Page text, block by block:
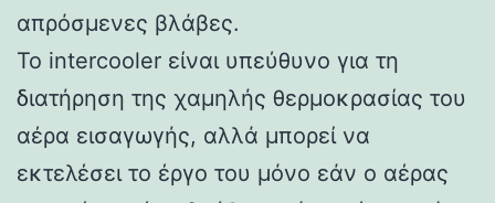
απρόσμενες βλάβες.
Το intercooler είναι υπεύθυνο για τη
διατήρηση της χαμηλής θερμοκρασίας του
αέρα εισαγωγής, αλλά μπορεί να
εκτελέσει το έργο του μόνο εάν ο αέρας